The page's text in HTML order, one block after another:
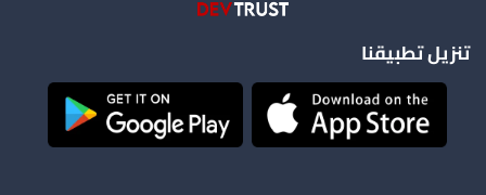
تنزيل تطبيقنا